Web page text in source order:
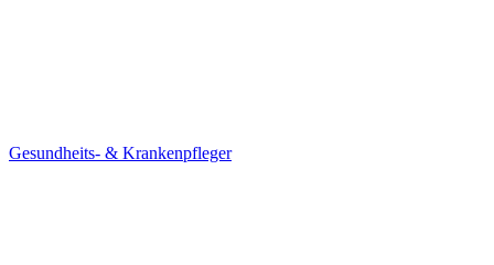
Gesundheits- & Krankenpfleger